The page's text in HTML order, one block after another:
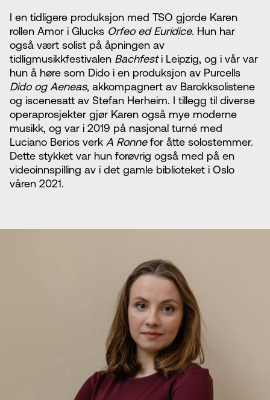
I en tidligere produksjon med TSO gjorde Karen
rollen Amor i Glucks Orfeo ed Euridice. Hun har
også vært solist på åpningen av
tidligmusikkfestivalen Bachfesti Leipzig, og i vår var
hun å høre som Dido i en produksjon av Purcells
Dido og Aeneas, akkompagnert av Barokksolistene
og iscenesatt av Stefan Herheim. I tillegg til diverse
operaprosjekter gjør Karen også mye moderne
musikk, og var i 2019 på nasjonal turné med
Luciano Berios verk A Ronnefor åtte solostemmer.
Dette stykket var hun forøvrig også med på en
videoinnspilling av i det gamle biblioteket i Oslo
våren 2021.